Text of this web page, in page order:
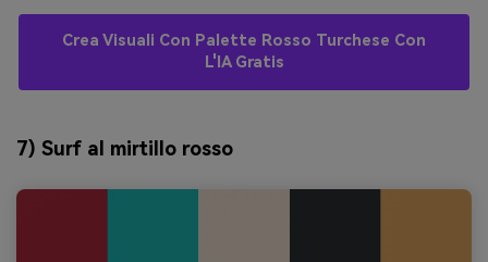
Crea Visuali Con Palette Rosso Turchese Con
L'IA Gratis
7) Surf al mirtillo rosso